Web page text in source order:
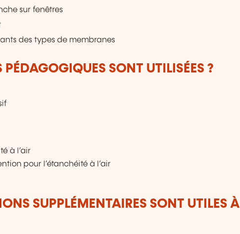
sur fenêtres
des types de membranes
PÉDAGOGIQUES SONT UTILISÉES ?
à l’air
pour l’étanchéité à l’air
SUPPLÉMENTAIRES SONT UTILES À